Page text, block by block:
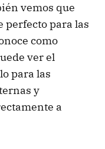
vemos que
perfecto para las
como
ver el
para las
y
a